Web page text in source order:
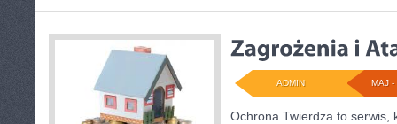
MAJ -
ADMIN
Ochrona Twierdza to serwis,